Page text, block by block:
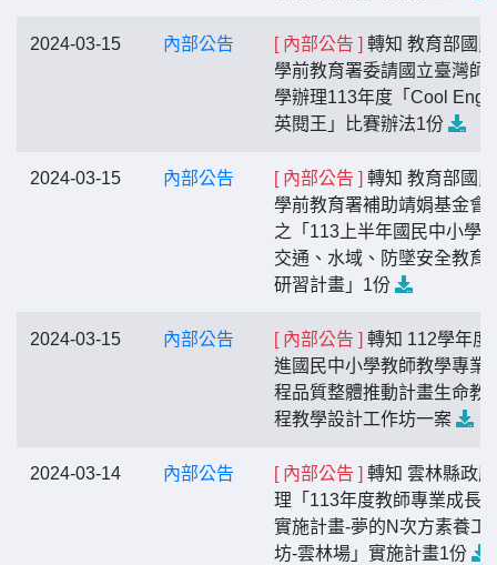
2024-03-15 內部公告 [ 內部公告 ] 轉知 教育部國
學前教育署委請國立臺灣師
學辦理113年度「Cool
英閱王」比賽辦法1份
2024-03-15 內部公告 [ 內部公告 ] 轉知 教育部國
學前教育署補助靖娟基金會
之「113上半年國民中小學
交通、水域、防墜安全教育
研習計畫」1份
2024-03-15 內部公告 [ 內部公告 ] 轉知 112學年度
進國民中小學教師教學專業
程品質整體推動計畫生命教
程教學設計工作坊一案
2024-03-14 內部公告 [ 內部公告 ] 轉知 雲林縣政
理「113年度教師專業成長
實施計畫-夢的N次方素養工
坊-雲林場」實施計畫1份